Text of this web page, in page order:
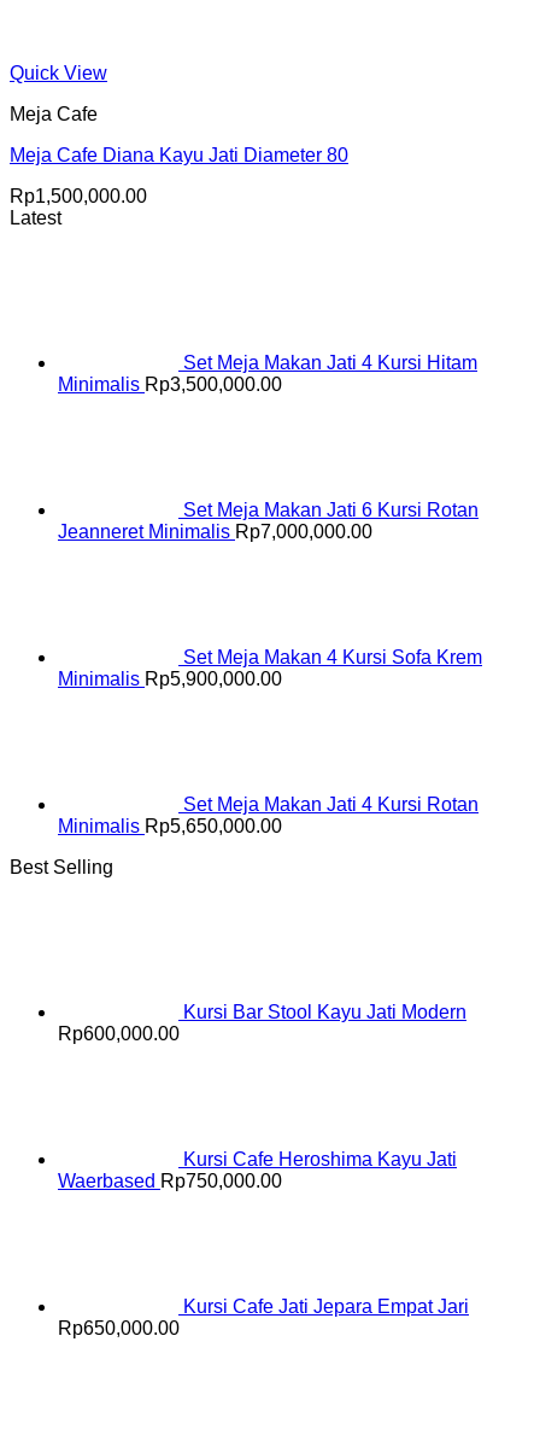
Quick View
Meja Cafe
Meja Cafe Diana Kayu Jati Diameter 80
Rp1,500,000.00
Latest
Set Meja Makan Jati 4 Kursi Hitam
Minimalis Rp3,500,000.00
Set Meja Makan Jati 6 Kursi Rotan
Jeanneret Minimalis Rp7,000,000.00
Set Meja Makan 4 Kursi Sofa Krem
Minimalis Rp5,900,000.00
Set Meja Makan Jati 4 Kursi Rotan
Minimalis Rp5,650,000.00
Best Selling
Kursi Bar Stool Kayu Jati Modern
Rp600,000.00
Kursi Cafe Heroshima Kayu Jati
Waerbased Rp750,000.00
Kursi Cafe Jati Jepara Empat Jari
Rp650,000.00